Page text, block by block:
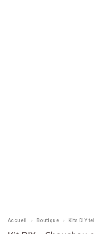
Accueil › Boutique › Kits DIY